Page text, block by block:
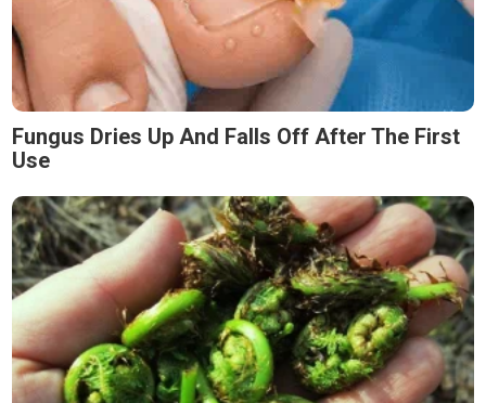
Fungus Dries Up And Falls Off After The First
Use